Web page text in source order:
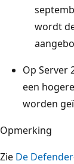
wordt
Op Server
een
worden
Opmerking
Zie De